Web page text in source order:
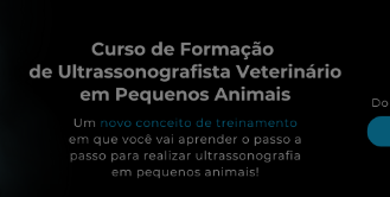
Atualizado em:6 de dezembro de 2012